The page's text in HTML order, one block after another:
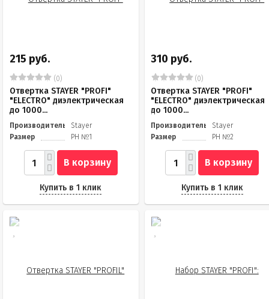
215 руб.
(0)
Отвертка STAYER "PROFI"
"ELECTRO" диэлектрическая
до 1000...
Производитель
Stayer
Размер
PH №1
В корзину
Купить в 1 клик
310 руб.
(0)
Отвертка STAYER "PROFI"
"ELECTRO" диэлектрическая
до 1000...
Производитель
Stayer
Размер
PH №2
В корзину
Купить в 1 клик